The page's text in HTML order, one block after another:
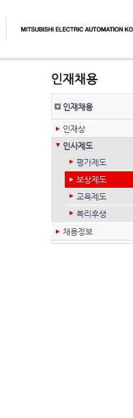
인재채용
인재상
인사제도
평가제도
보상제도
교육제도
복리후생
채용정보